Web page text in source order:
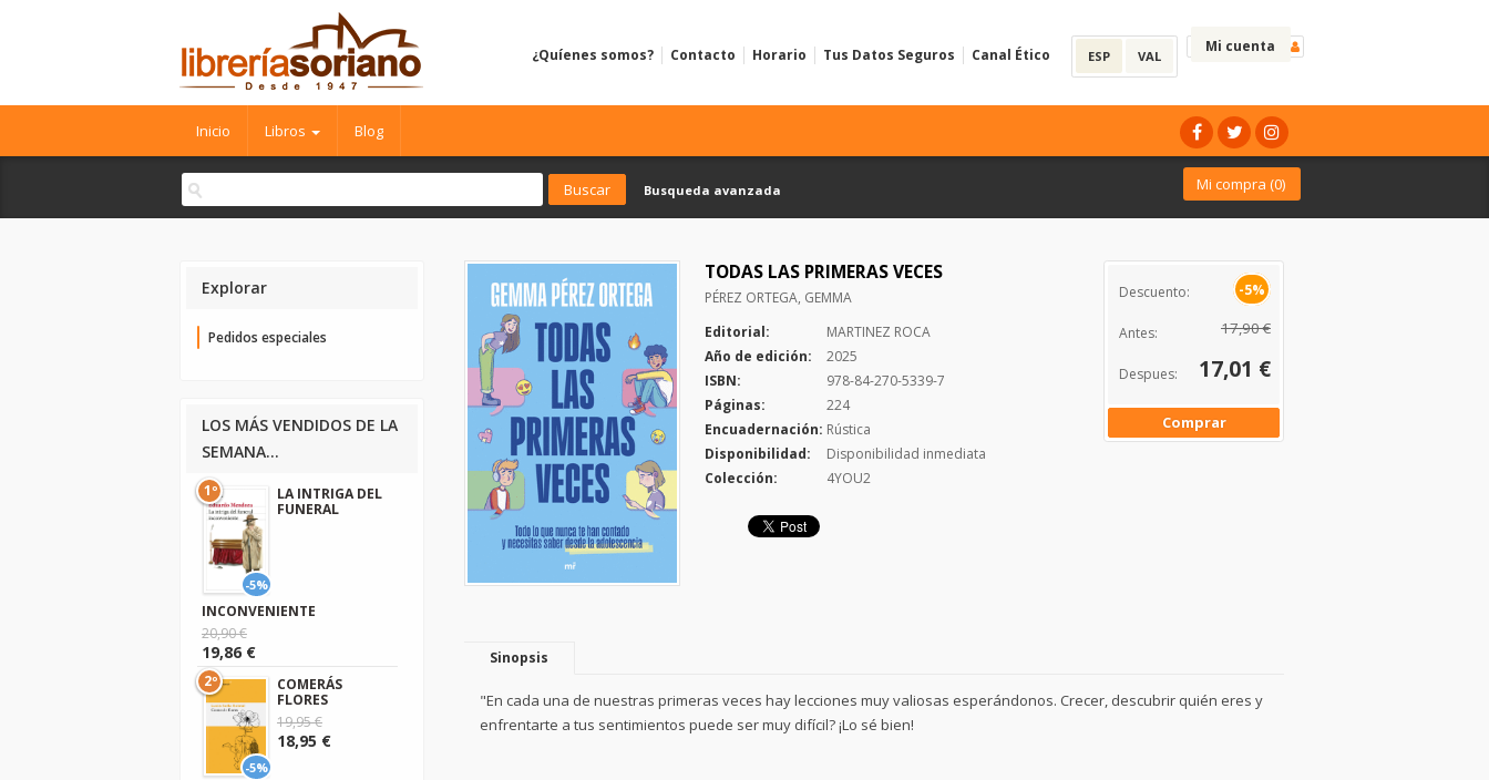
Mi cuenta
ESP VAL
¿Quíenes somos? Contacto Horario Tus Datos Seguros Canal Ético
Inicio Libros Blog
Busqueda avanzada Mi compra (0)
TODAS LAS PRIMERAS VECES
PÉREZ ORTEGA, GEMMA
Editorial:
MARTINEZ ROCA
Año de edición:
2025
ISBN:
978-84-270-5339-7
Páginas:
224
Encuadernación: Rústica
Disponibilidad:
Disponibilidad inmediata
Colección:
4YOU2
Descuento: -5%
Antes: 17,90 €
Despues: 17,01 €
Comprar
Sinopsis
"En cada una de nuestras primeras veces hay lecciones muy valiosas esperándonos. Crecer, descubrir quién eres y
enfrentarte a tus sentimientos puede ser muy difícil? ¡Lo sé bien!
Explorar
Pedidos especiales
LOS MÁS VENDIDOS DE LA
SEMANA...
-5%
1º
LA INTRIGA DEL
FUNERAL
INCONVENIENTE
20,90 €
19,86 €
-5%
2º
COMERÁS
FLORES
19,95 €
18,95 €